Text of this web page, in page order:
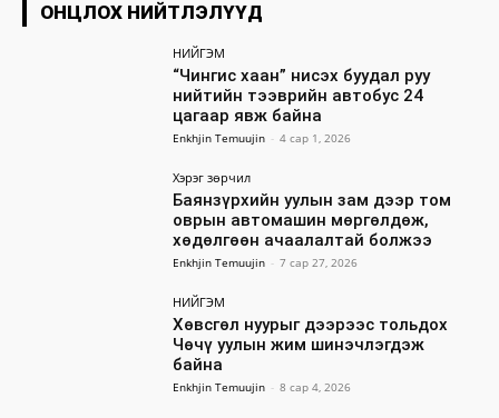
ОНЦЛОХ НИЙТЛЭЛҮҮД
НИЙГЭМ
“Чингис хаан” нисэх буудал руу
нийтийн тээврийн автобус 24
цагаар явж байна
Enkhjin Temuujin - 4 сар 1, 2026
Хэрэг зөрчил
Баянзүрхийн уулын зам дээр том
оврын автомашин мөргөлдөж,
хөдөлгөөн ачаалалтай болжээ
Enkhjin Temuujin - 7 сар 27, 2026
НИЙГЭМ
Хөвсгөл нуурыг дээрээс тольдох
Чөчү уулын жим шинэчлэгдэж
байна
Enkhjin Temuujin - 8 сар 4, 2026